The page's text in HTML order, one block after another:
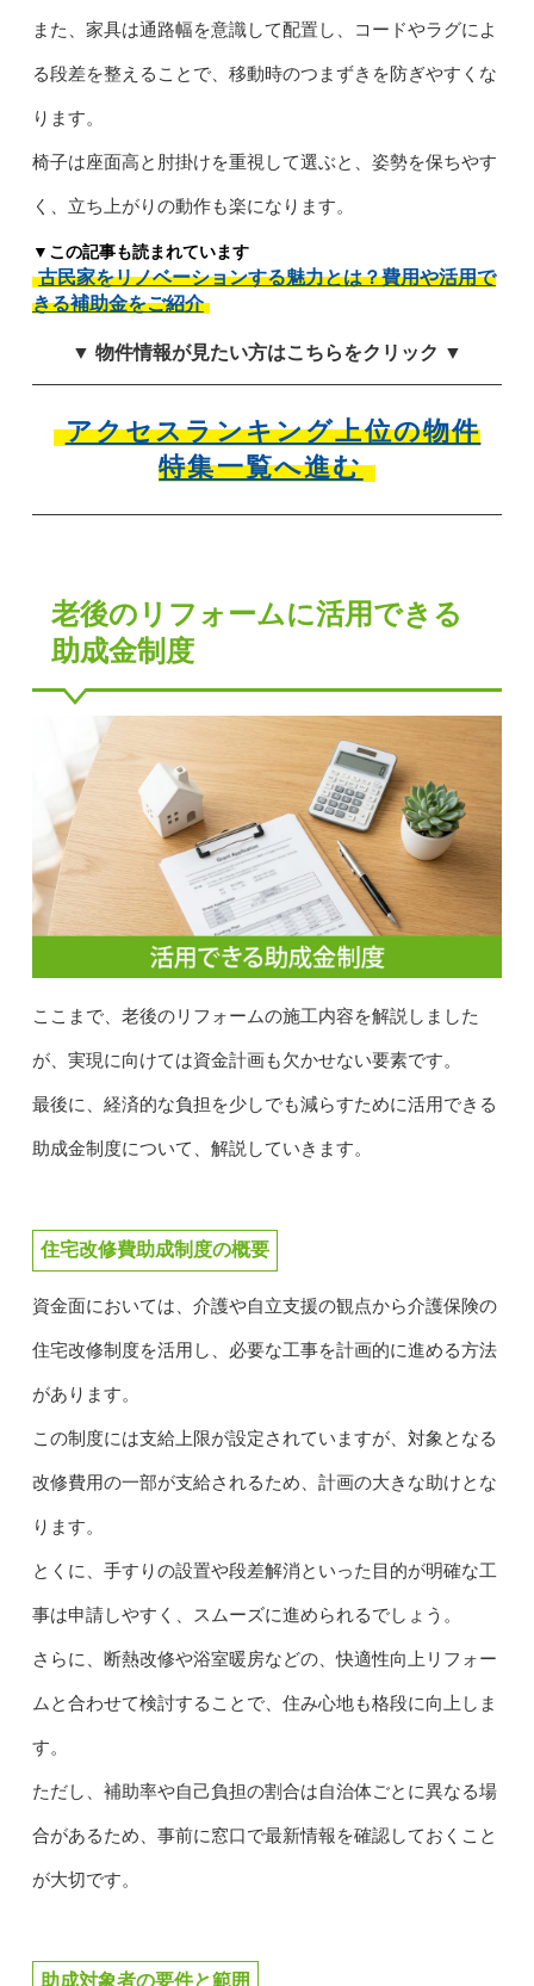
また、家具は通路幅を意識して配置し、コードやラグによ
る段差を整えることで、移動時のつまずきを防ぎやすくな
ります。
椅子は座面高と肘掛けを重視して選ぶと、姿勢を保ちやす
く、立ち上がりの動作も楽になります。
▼この記事も読まれています
古民家をリノベーションする魅力とは？費用や活用で
きる補助金をご紹介
▼ 物件情報が見たい方はこちらをクリック ▼
アクセスランキング上位の物件
特集一覧へ進む
老後のリフォームに活用できる
助成金制度
ここまで、老後のリフォームの施工内容を解説しました
が、実現に向けては資金計画も欠かせない要素です。
最後に、経済的な負担を少しでも減らすために活用できる
助成金制度について、解説していきます。
住宅改修費助成制度の概要
資金面においては、介護や自立支援の観点から介護保険の
住宅改修制度を活用し、必要な工事を計画的に進める方法
があります。
この制度には支給上限が設定されていますが、対象となる
改修費用の一部が支給されるため、計画の大きな助けとな
ります。
とくに、手すりの設置や段差解消といった目的が明確な工
事は申請しやすく、スムーズに進められるでしょう。
さらに、断熱改修や浴室暖房などの、快適性向上リフォー
ムと合わせて検討することで、住み心地も格段に向上しま
す。
ただし、補助率や自己負担の割合は自治体ごとに異なる場
合があるため、事前に窓口で最新情報を確認しておくこと
が大切です。
助成対象者の要件と範囲